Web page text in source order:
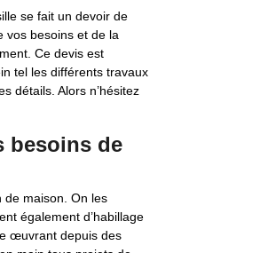
se fait un devoir de
vos besoins et de la
Ce devis est
tel les différents travaux
détails. Alors n’hésitez
besoins de
de maison. On les
également d’habillage
œuvrant depuis des